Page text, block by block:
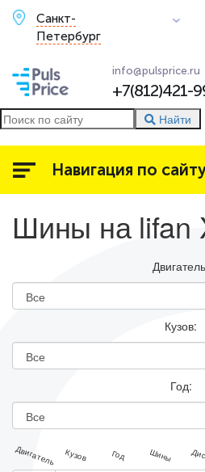
Санкт-
Петербург
info@pulsprice.ru
+7(812)421-
Найти
Навигация по
Шины на lifan
Кузов:
Год:
Двигатель Кузов Год Шины